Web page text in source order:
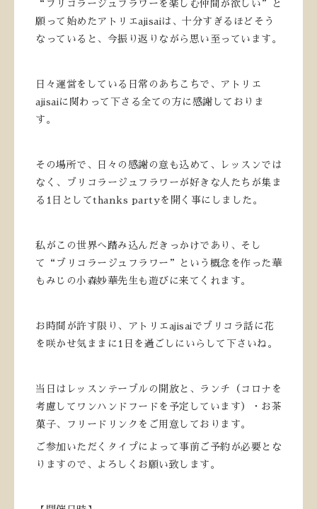
“ブリコラージュフラワーを楽しむ仲間が欲しい”と
願って始めたアトリエajisaiは、十分すぎるほどそう
なっていると、今振り返りながら思い至っています。
日々運営をしている日常のあちこちで、アトリエ
ajisaiに関わって下さる全ての方に感謝しておりま
す。
その場所で、日々の感謝の意も込めて、レッスンでは
なく、ブリコラージュフラワーが好きな人たちが集ま
る1日としてthanks partyを開く事にしました。
私がこの世界へ踏み込んだきっかけであり、そし
て“ブリコラージュフラワー”という概念を作った華
もみじの小森妙華先生も遊びに来てくれます。
お時間が許す限り、アトリエajisaiでブリコラ話に花
を咲かせ気ままに1日を過ごしにいらして下さいね。
当日はレッスンテーブルの開放と、ランチ（コロナを
考慮してワンハンドフードを予定しています）・お茶
菓子、フリードリンクをご用意しております。
ご参加いただくタイプによって事前ご予約が必要とな
りますので、よろしくお願い致します。